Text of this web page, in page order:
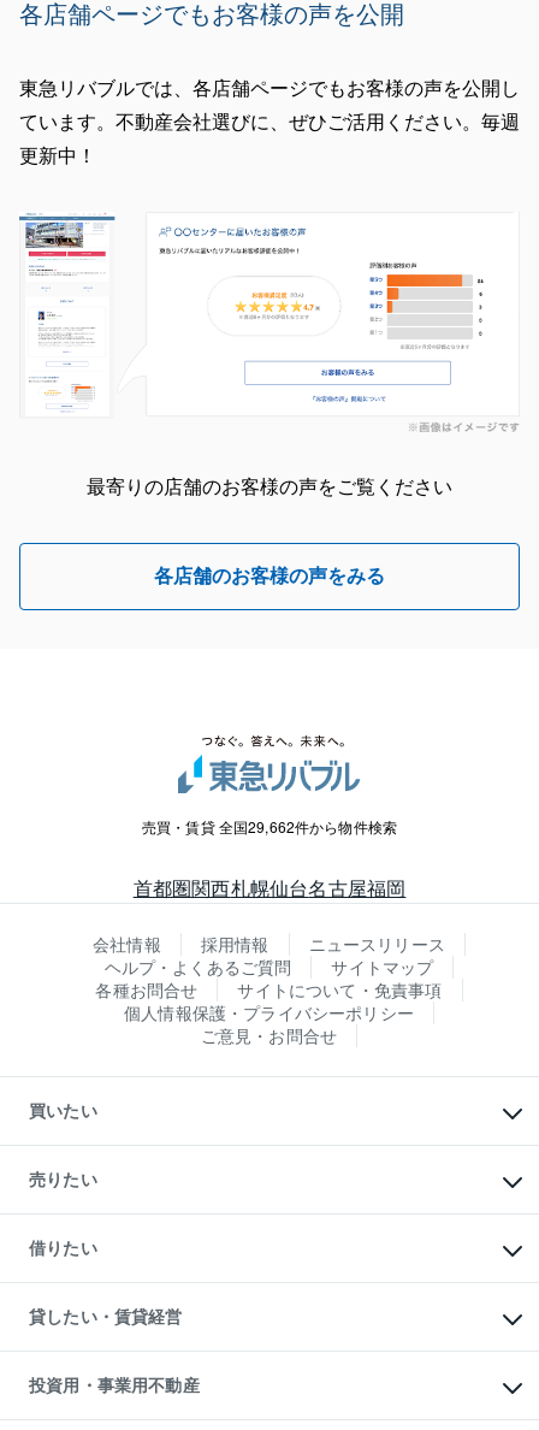
各店舗ページでもお客様の声を公開
東急リバブルでは、各店舗ページでもお客様の声を公開し
ています。不動産会社選びに、ぜひご活用ください。毎週
更新中！
最寄りの店舗のお客様の声をご覧ください
各店舗のお客様の声をみる
売買・賃貸 全国29,662件から物件検索
首都圏関西札幌仙台名古屋福岡
会社情報 採用情報
ニュースリリース
ヘルプ・よくあるご質問
サイトマップ
各種お問合せ
サイトについて・免責事項
個人情報保護・プライバシーポリシー
ご意見・お問合せ
買いたい
新築・分譲マンションの購入
中古マンションの購入
一戸建ての購入
中古一戸建ての購入
不動産購入の流れ
注目キーワード物件特集
購入ガイド
English 繁体中文簡体中文
売りたい
一戸建ての売却・査定
土地の売却・査定
スピードAI査定
不動産査定について
不動産売却の流れ
不動産買換えの流れ
売却ガイド
借りたい
オフィス・店舗の賃貸
借りるときの流れ
借りるガイド
貸したい・賃貸経営
マンション賃料データ
賃貸管理プラン
リロケーションについて
投資用・事業用不動産